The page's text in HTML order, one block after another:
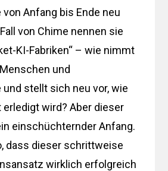
Anfang bis Ende neu
von Chime nennen sie
KI-Fabriken“ – wie nimmt
und
stellt sich neu vor, wie
erledigt wird? Aber dieser
einschüchternder Anfang.
dass dieser schrittweise
wirklich erfolgreich